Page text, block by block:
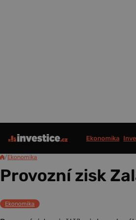
Ekonomika
/Ekonomika
Provozní zisk
Ekonomika